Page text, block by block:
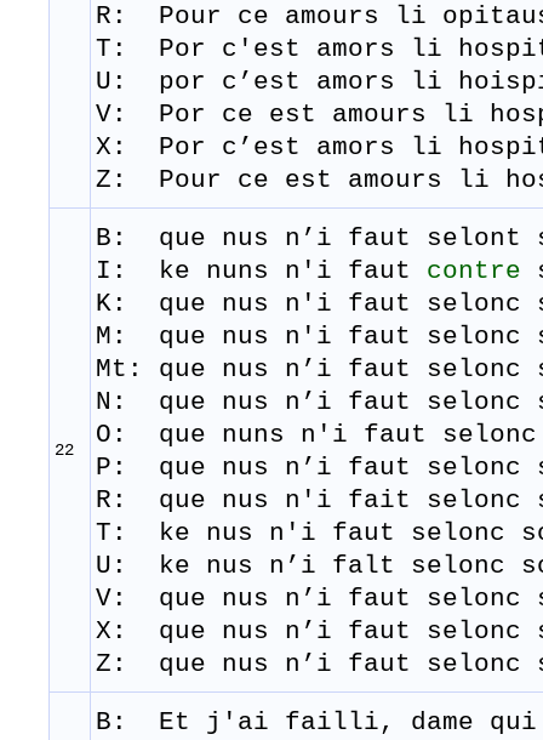
R: Pour ce amours li
T: Por c'est amors li
U: por c’est amors li
V: Por ce est amours li
X: Por c’est amors li
Z: Pour ce est amours li
22
B: que nus n’i faut selont
I: ke nuns n'i faut contre
K: que nus n'i faut selonc
M: que nus n'i faut selonc
Mt: que nus n’i faut selonc
N: que nus n’i faut selonc
O: que nuns n'i faut selonc
P: que nus n’i faut selonc
R: que nus n'i fait selonc
T: ke nus n'i faut selonc
U: ke nus n’i falt selonc
V: que nus n’i faut selonc
X: que nus n’i faut selonc
Z: que nus n’i faut selonc
B: Et j' ai failli, dame